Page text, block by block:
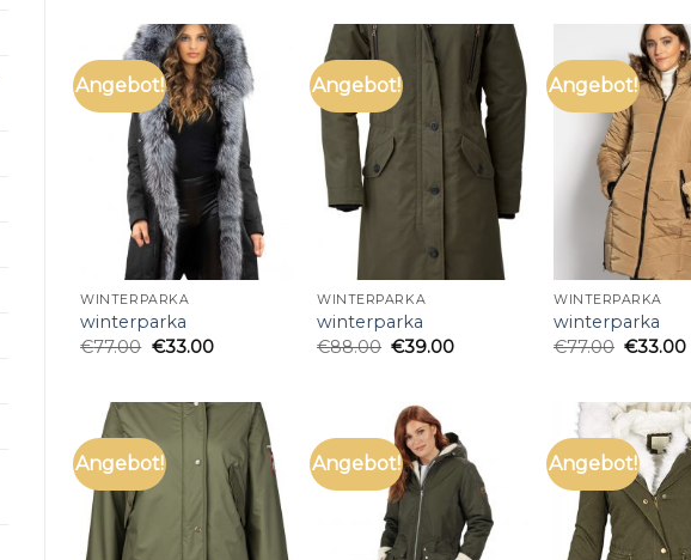
Angebot!
WINTERPARKA
winterparka
€77.00 €33.00
Angebot!
WINTERPARKA
winterparka
€88.00 €39.00
Angebot!
WINTERPARKA
winterparka
€77.00 €33.00
Angebot! Angebot! Angebot!